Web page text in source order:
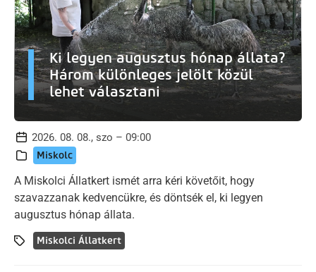
Ki legyen augusztus hónap állata?
Három különleges jelölt közül
lehet választani
2026. 08. 08., szo – 09:00
Miskolc
A Miskolci Állatkert ismét arra kéri követőit, hogy
szavazzanak kedvencükre, és döntsék el, ki legyen
augusztus hónap állata.
Miskolci Állatkert